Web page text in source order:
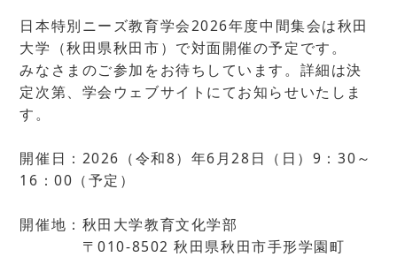
日本特別ニーズ教育学会2026年度中間集会は秋田
大学（秋田県秋田市）で対面開催の予定です。
みなさまのご参加をお待ちしています。詳細は決
定次第、学会ウェブサイトにてお知らせいたしま
す。
開催日：2026（令和8）年6月28日（日）9：30～
16：00（予定）
開催地：秋田大学教育文化学部
〒010-8502 秋田県秋田市手形学園町